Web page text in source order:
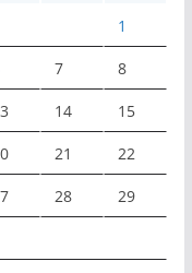
1
7 8
14 15
21 22
28 29